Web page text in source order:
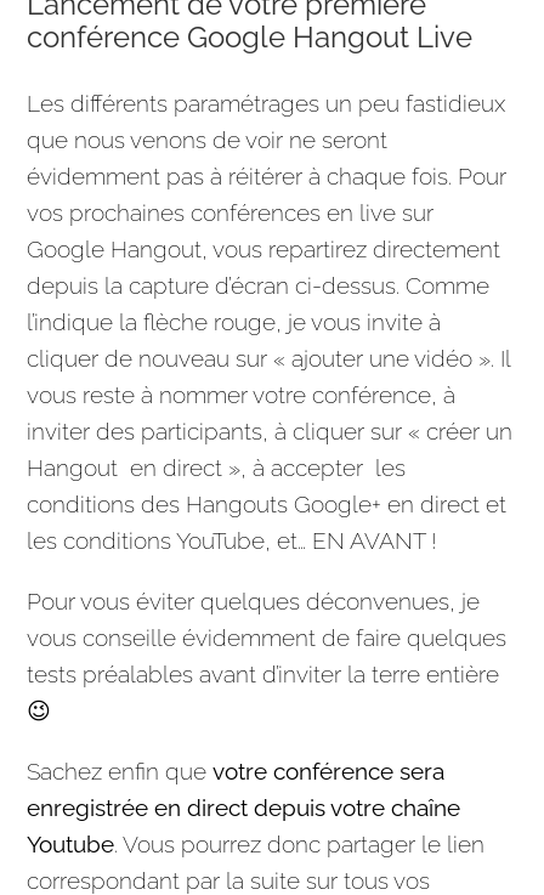
conférence Google Hangout Live
Les différents paramétrages un peu fastidieux
que nous venons de voir ne seront
évidemment pas à réitérer à chaque fois. Pour
vos prochaines conférences en live sur
Google Hangout, vous repartirez directement
depuis la capture d’écran ci-dessus. Comme
l’indique la flèche rouge, je vous invite à
cliquer de nouveau sur « ajouter une vidéo ». Il
vous reste à nommer votre conférence, à
inviter des participants, à cliquer sur « créer un
Hangouten direct », à accepter les
conditions des Hangouts Google+en direct et
les conditionsYouTube , et… EN AVANT !
Pour vous éviter quelques déconvenues, je
vous conseille évidemment de faire quelques
tests préalables avant d’inviter la terre entière
😉
Sachez enfin quevotre conférence sera
enregistréeen direct depuis votre chaîne
Youtube. Vous pourrez donc partager le lien
correspondant par la suite sur tous vos